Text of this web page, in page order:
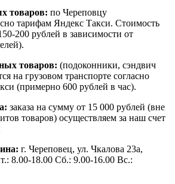
товаров: по Череповцу
тарифам Яндекс Такси. Стоимость
200 рублей в зависимости от
товаров: (подоконники, сэндвич
на грузовом транспорте согласно
(примерно 600 рублей в час).
заказа на сумму от 15 000 рублей (вне
товаров) осуществляем за наш счет
г. Череповец, ул. Чкалова 23а,
8.00-18.00 Сб.: 9.00-16.00 Вс.: